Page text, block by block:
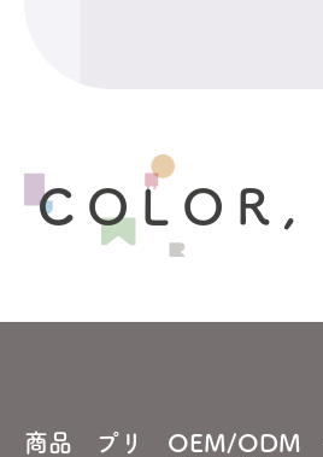
商品
プリ
OEM/ODM